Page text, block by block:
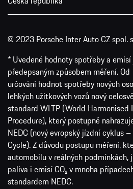
© 2023 Porsche Inter Auto CZ spol.
* Uvedené hodnoty spotřeby a
předepsaným způsobem měření.
určování hodnot spotřeby nových
lehkých užitkových vozů nový
standard WLTP (World Harmonised
Procedure), který postupně
NEDC (nový evropský jízdní cyklus
Cycle). Z důvodu postupu měření,
automobilu v reálných podmínkách,
paliva i emisí CO₂ v mnoha
standardem NEDC.